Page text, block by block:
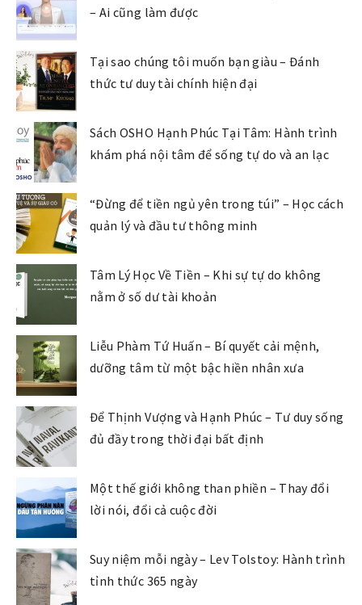
– Ai cũng làm được
Tại sao chúng tôi muốn bạn giàu – Đánh
thức tư duy tài chính hiện đại
Sách OSHO Hạnh Phúc Tại Tâm: Hành trình
khám phá nội tâm để sống tự do và an lạc
“Đừng để tiền ngủ yên trong túi” – Học cách
quản lý và đầu tư thông minh
Tâm Lý Học Về Tiền – Khi sự tự do không
nằm ở số dư tài khoản
Liễu Phàm Tứ Huấn – Bí quyết cải mệnh,
dưỡng tâm từ một bậc hiền nhân xưa
Để Thịnh Vượng và Hạnh Phúc – Tư duy sống
đủ đầy trong thời đại bất định
Một thế giới không than phiền – Thay đổi
lời nói, đổi cả cuộc đời
Suy niệm mỗi ngày – Lev Tolstoy: Hành trình
tỉnh thức 365 ngày